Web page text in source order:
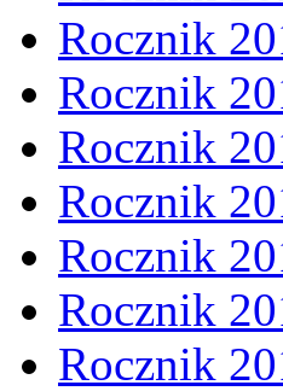
Rocznik
Rocznik
Rocznik
Rocznik
Rocznik
Rocznik
Rocznik